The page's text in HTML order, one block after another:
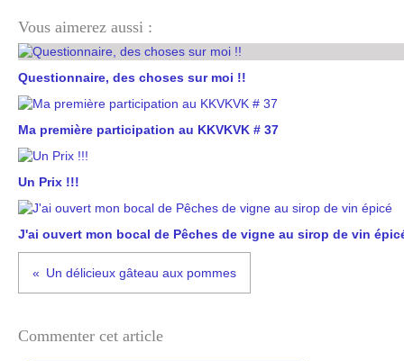
Vous aimerez aussi :
Questionnaire, des choses sur moi !!
Ma première participation au KKVKVK # 37
Un Prix !!!
J'ai ouvert mon bocal de Pêches de vigne au sirop de vin
Un délicieux gâteau aux pommes
Commenter cet article